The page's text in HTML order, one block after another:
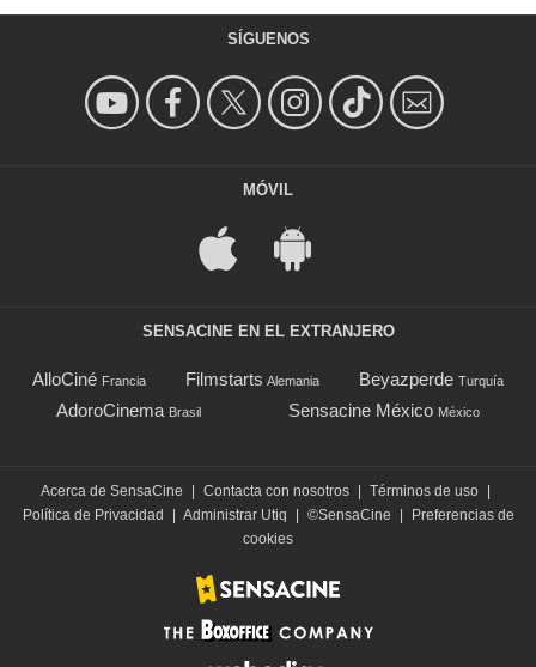
SÍGUENOS
MÓVIL
SENSACINE EN EL EXTRANJERO
AlloCiné Francia Filmstarts Alemania Beyazperde Turquía
AdoroCinema Brasil Sensacine México México
Acerca de SensaCine | Contacta con nosotros | Términos de uso |
Política de Privacidad
| Administrar Utiq | ©SensaCine |
Preferencias de
cookies